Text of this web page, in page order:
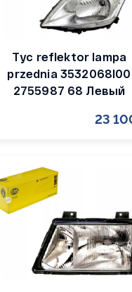
Tyc reflektor lampa
przednia 3532068l00
2755987 68 Левый
23